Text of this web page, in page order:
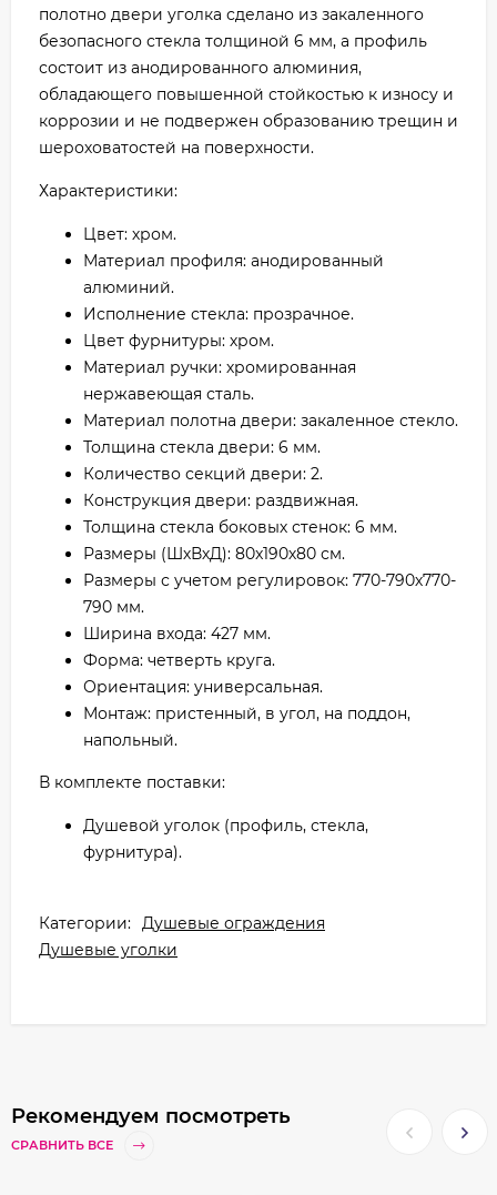
полотно двери уголка сделано из закаленного
безопасного стекла толщиной 6 мм, а профиль
состоит из анодированного алюминия,
обладающего повышенной стойкостью к износу и
коррозии и не подвержен образованию трещин и
шероховатостей на поверхности.
Характеристики:
Цвет: хром.
Материал профиля: анодированный
алюминий.
Исполнение стекла: прозрачное.
Цвет фурнитуры: хром.
Материал ручки: хромированная
нержавеющая сталь.
Материал полотна двери: закаленное стекло.
Толщина стекла двери: 6 мм.
Количество секций двери: 2.
Конструкция двери: раздвижная.
Толщина стекла боковых стенок: 6 мм.
Размеры (ШхВхД): 80x190х80 см.
Размеры с учетом регулировок: 770-790х770-
790 мм.
Ширина входа: 427 мм.
Форма: четверть круга.
Ориентация: универсальная.
Монтаж: пристенный, в угол, на поддон,
напольный.
В комплекте поставки:
Душевой уголок (профиль, стекла,
фурнитура).
Категории: Душевые ограждения
Душевые уголки
Рекомендуем посмотреть
СРАВНИТЬ ВСЕ